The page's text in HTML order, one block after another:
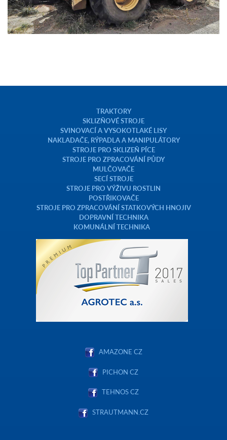
TRAKTORY
SKLIZŇOVÉ STROJE
SVINOVACÍ A VYSOKOTLAKÉ LISY
NAKLADAČE, RÝPADLA A MANIPULÁTORY
STROJE PRO SKLIZEŇ PÍCE
STROJE PRO ZPRACOVÁNÍ PŮDY
MULČOVAČE
SECÍ STROJE
STROJE PRO VÝŽIVU ROSTLIN
POSTŘIKOVAČE
STROJE PRO ZPRACOVÁNÍ STATKOVÝCH HNOJIV
DOPRAVNÍ TECHNIKA
KOMUNÁLNÍ TECHNIKA
AMAZONE CZ
PICHON CZ
TEHNOS CZ
STRAUTMANN.CZ